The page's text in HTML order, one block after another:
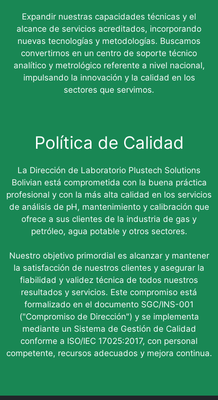
Expandir nuestras capacidades técnicas y el
alcance de servicios acreditados, incorporando
nuevas tecnologías y metodologías. Buscamos
convertirnos en un centro de soporte técnico
analítico y metrológico referente a nivel nacional,
impulsando la innovación y la calidad en los
sectores que servimos.
Política de Calidad
La Dirección de Laboratorio Plustech Solutions
Bolivian está comprometida con la buena práctica
profesional y con la más alta calidad en los servicios
de análisis de pH, mantenimiento y calibración que
ofrece a sus clientes de la industria de gas y
petróleo, agua potable y otros sectores.
Nuestro objetivo primordial es alcanzar y mantener
la satisfacción de nuestros clientes y asegurar la
fiabilidad y validez técnica de todos nuestros
resultados y servicios. Este compromiso está
formalizado en el documento SGC/INS-001
("Compromiso de Dirección") y se implementa
mediante un Sistema de Gestión de Calidad
conforme a ISO/IEC 17025:2017, con personal
competente, recursos adecuados y mejora continua.